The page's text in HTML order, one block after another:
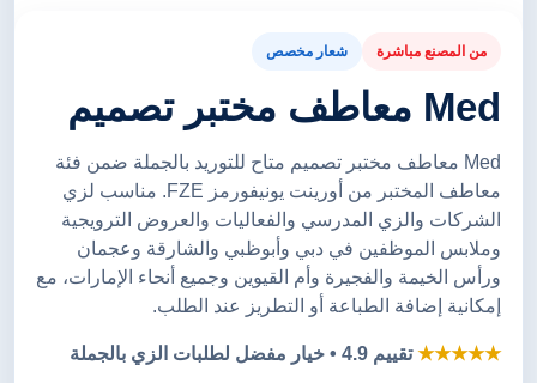
من المصنع مباشرة شعار مخصص
Med معاطف مختبر تصميم
Med معاطف مختبر تصميم متاح للتوريد بالجملة ضمن فئة
معاطف المختبر من أورينت يونيفورمز FZE. مناسب لزي
الشركات والزي المدرسي والفعاليات والعروض الترويجية
وملابس الموظفين في دبي وأبوظبي والشارقة وعجمان
ورأس الخيمة والفجيرة وأم القيوين وجميع أنحاء الإمارات، مع
إمكانية إضافة الطباعة أو التطريز عند الطلب.
★★★★★تقييم 4.9 • خيار مفضل لطلبات الزي بالجملة